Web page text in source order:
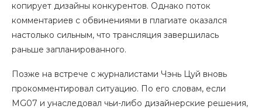
копирует дизайны конкурентов. Однако поток
комментариев с обвинениями в плагиате оказался
настолько сильным, что трансляция завершилась
раньше запланированного.
Позже на встрече с журналистами Чэнь Цуй вновь
прокомментировал ситуацию. По его словам, если
MG07 и унаследовал чьи-либо дизайнерские решения,